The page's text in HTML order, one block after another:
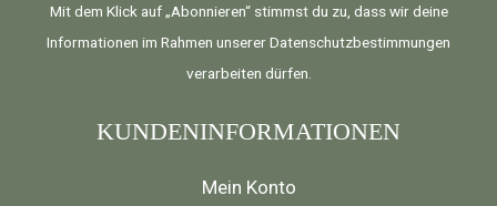
Mit dem Klick auf „Abonnieren“ stimmst du zu, dass wir deine
Informationen im Rahmen unsererDatenschutzbestimmungen
verarbeiten dürfen.
KUNDENINFORMATIONEN
Mein Konto